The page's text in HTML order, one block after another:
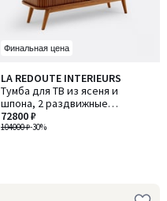
Финальная цена
LA REDOUTE INTERIEURS
Тумба для ТВ из ясеня и
шпона, 2 раздвижные
(скользящие) дверцы, ширина
120 см, WAPONG / ВАПОНГ
104000 ₽-30%
72800 ₽